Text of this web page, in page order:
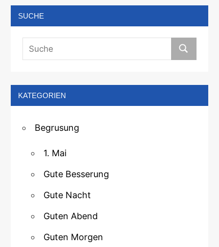
SUCHE
KATEGORIEN
Begrusung
1. Mai
Gute Besserung
Gute Nacht
Guten Abend
Guten Morgen